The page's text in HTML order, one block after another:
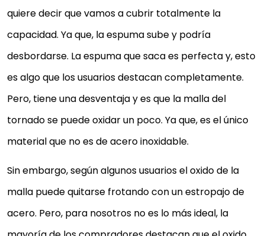
quiere decir que vamos a cubrir totalmente la
capacidad. Ya que, la espuma sube y podría
desbordarse. La espuma que saca es perfecta y, esto
es algo que los usuarios destacan completamente.
Pero, tiene una desventaja y es que la malla del
tornado se puede oxidar un poco. Ya que, es el único
material que no es de acero inoxidable.
Sin embargo, según algunos usuarios el oxido de la
malla puede quitarse frotando con un estropajo de
acero. Pero, para nosotros no es lo más ideal, la